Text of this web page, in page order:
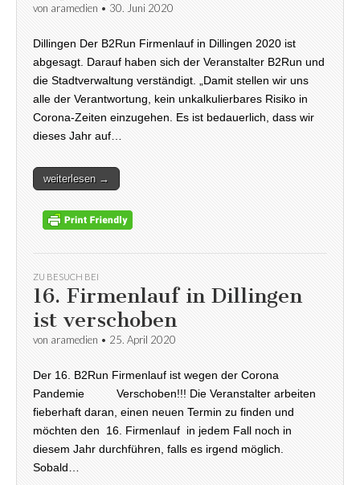
von aramedien • 30. Juni 2020
Dillingen Der B2Run Firmenlauf in Dillingen 2020 ist
abgesagt. Darauf haben sich der Veranstalter B2Run und
die Stadtverwaltung verständigt. „Damit stellen wir uns
alle der Verantwortung, kein unkalkulierbares Risiko in
Corona-Zeiten einzugehen. Es ist bedauerlich, dass wir
dieses Jahr auf…
weiterlesen →
ZU BESUCH BEI
16. Firmenlauf in Dillingen
ist verschoben
von aramedien • 25. April 2020
Der 16. B2Run Firmenlauf ist wegen der Corona
Pandemie Verschoben!!! Die Veranstalter arbeiten
fieberhaft daran, einen neuen Termin zu finden und
möchten den 16. Firmenlauf in jedem Fall noch in
diesem Jahr durchführen, falls es irgend möglich.
Sobald…